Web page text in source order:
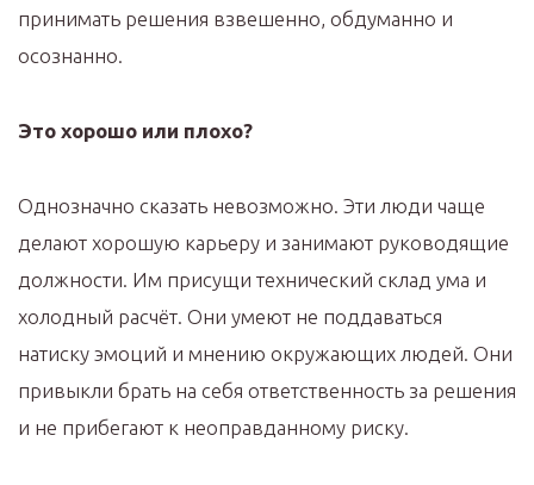
принимать решения взвешенно, обдуманно и
осознанно.
Это хорошо или плохо?
Однозначно сказать невозможно. Эти люди чаще
делают хорошую карьеру и занимают руководящие
должности. Им присущи технический склад ума и
холодный расчёт. Они умеют не поддаваться
натиску эмоций и мнению окружающих людей. Они
привыкли брать на себя ответственность за решения
и не прибегают к неоправданному риску.